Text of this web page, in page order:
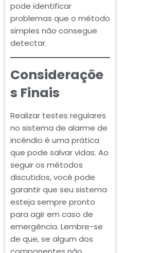
pode identificar
problemas que o método
simples não consegue
detectar.
Consideraçõe
s Finais
Realizar testes regulares
no sistema de alarme de
incêndio é uma prática
que pode salvar vidas. Ao
seguir os métodos
discutidos, você pode
garantir que seu sistema
esteja sempre pronto
para agir em caso de
emergência. Lembre-se
de que, se algum dos